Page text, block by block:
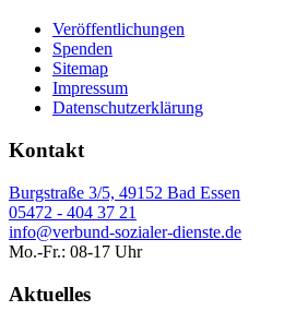
Veröffentlichungen
Spenden
Sitemap
Impressum
Datenschutzerklärung
Kontakt
Burgstraße 3/5, 49152 Bad Essen
05472 - 404 37 21
info@verbund-sozialer-dienste.de
Mo.-Fr.: 08-17 Uhr
Aktuelles